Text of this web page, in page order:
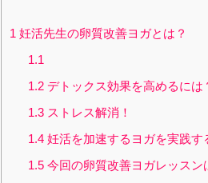
1 妊活先生の卵質改善ヨガとは？
1.1
1.2デトックス効果を高めるには
1.3ストレス解消！
1.4妊活を加速するヨガを実践す
1.5今回の卵質改善ヨガレッスン